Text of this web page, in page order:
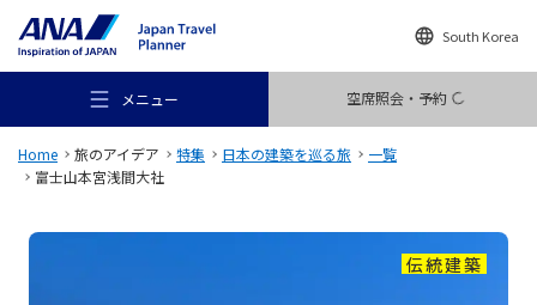
South Korea
メニュー 空席照会・予約
Home 旅のアイデア 特集 日本の建築を巡る旅
一覧
富士山本宮浅間大社
伝統建築